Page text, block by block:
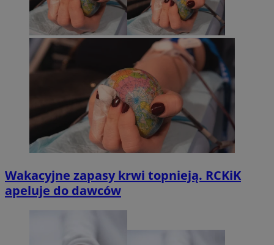
Wakacyjne zapasy krwi topnieją. RCKiK
apeluje do dawców